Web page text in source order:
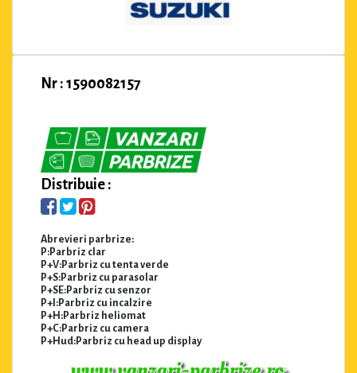
Nr : 1590082157
Distribuie :
Abrevieri parbrize:
P:Parbriz clar
P+V:Parbriz cu tenta verde
P+S:Parbriz cu parasolar
P+SE:Parbriz cu senzor
P+I:Parbriz cu incalzire
P+H:Parbriz heliomat
P+C:Parbriz cu camera
P+Hud:Parbriz cu head up display